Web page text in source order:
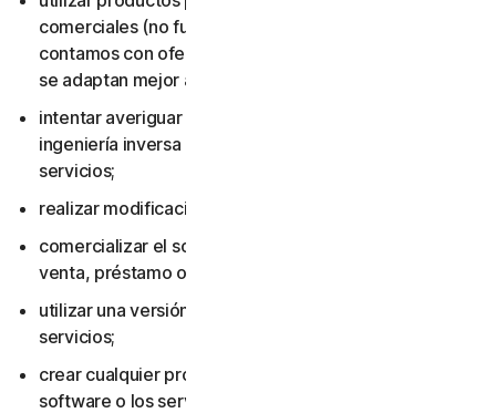
comerciales (no fueron diseñados para ese uso y
contamos con ofertas para pequeñas empresas que
se adaptan mejor al entorno laboral);
intentar averiguar el código fuente, incluso mediante
ingeniería inversa o descompilación del software o los
servicios;
realizar modificaciones en el software o los servicios;
comercializar el software o los servicios, incluidos su
venta, préstamo o alquiler;
utilizar una versión pirateada del software o los
servicios;
crear cualquier producto o servicio basado en el
software o los servicios;